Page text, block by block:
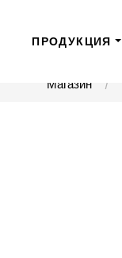
ПРОДУКЦИЯ
Магазин